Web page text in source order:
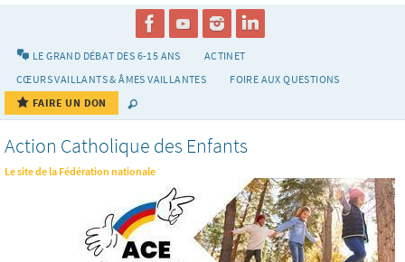
LE GRAND DÉBAT DES 6-15 ANS
ACTINET
CŒURS VAILLANTS & ÂMES VAILLANTES
FOIRE AUX QUESTIONS
FAIRE UN DON
Action Catholique des Enfants
Le site de la Fédération nationale